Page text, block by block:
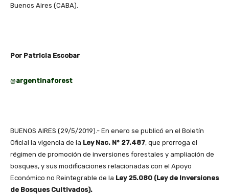
Buenos Aires (CABA).
Por Patricia Escobar
@argentinaforest
BUENOS AIRES (29/5/2019).- En enero se publicó en el Boletín
Oficial la vigencia de la Ley Nac. N° 27.487, que prorroga el
régimen de promoción de inversiones forestales y ampliación de
bosques, y sus modificaciones relacionadas con el Apoyo
Económico no Reintegrable de la Ley 25.080 (Ley de Inversiones
de Bosques Cultivados).